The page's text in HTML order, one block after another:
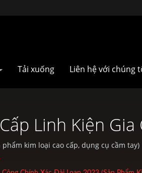
Tải xuống Liên hệ với chúng
Linh Kiện Gia
Cấp, Dụng Cụ
kim loại cao cấp, dụng cụ cầm
bộ phận xe đạp tiêu chuẩn cũng như